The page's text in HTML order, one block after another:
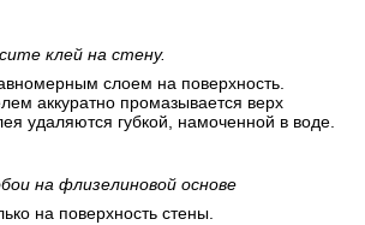
клей на стену.
слоем на поверхность.
аккуратно промазывается верх
удаляются губкой, намоченной в воде.
на флизелиновой основе
на поверхность стены.